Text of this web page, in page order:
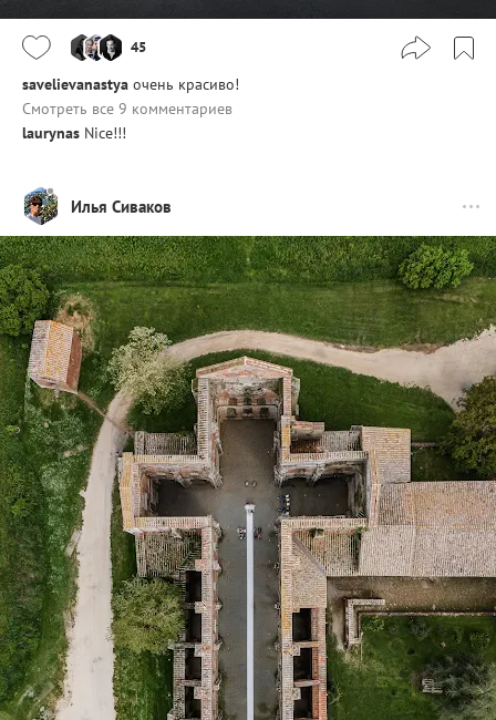
45
savelievanastya очень красиво!
Смотреть все 9 комментариев
laurynas Nice!!!
Илья Сиваков